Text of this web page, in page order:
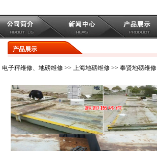
产品展示
电子秤维修、地磅维修 >> 上海地磅维修 >> 奉贤地磅维修